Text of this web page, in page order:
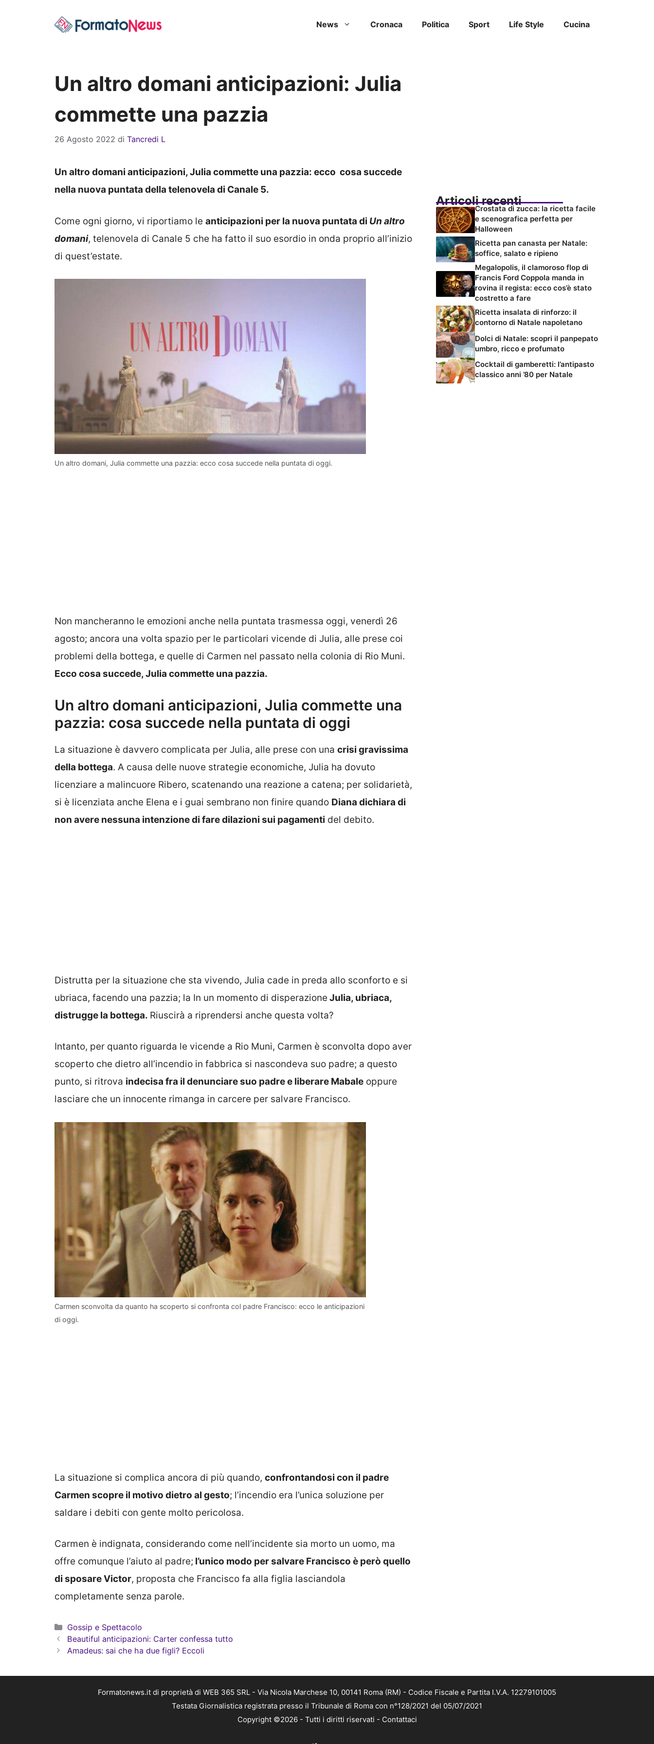
News Cronaca Politica Sport Life Style Cucina
Un altro domani anticipazioni: Julia
commette una pazzia
26 Agosto 2022 di Tancredi L
Un altro domani anticipazioni, Julia commette una pazzia: ecco cosa succede
nella nuova puntata della telenovela di Canale 5.
Come ogni giorno, vi riportiamo le anticipazioni per la nuova puntata di Un altro
domani, telenovela di Canale 5 che ha fatto il suo esordio in onda proprio all’inizio
di quest’estate.
Un altro domani, Julia commette una pazzia: ecco cosa succede nella puntata di oggi.
Non mancheranno le emozioni anche nella puntata trasmessa oggi, venerdì 26
agosto; ancora una volta spazio per le particolari vicende di Julia, alle prese coi
problemi della bottega, e quelle di Carmen nel passato nella colonia di Rio Muni.
Ecco cosa succede, Julia commette una pazzia.
Un altro domani anticipazioni, Julia commette una
pazzia: cosa succede nella puntata di oggi
La situazione è davvero complicata per Julia, alle prese con una crisi gravissima
della bottega. A causa delle nuove strategie economiche, Julia ha dovuto
licenziare a malincuore Ribero, scatenando una reazione a catena; per solidarietà,
si è licenziata anche Elena e i guai sembrano non finire quando Diana dichiara di
non avere nessuna intenzione di fare dilazioni sui pagamenti del debito.
Distrutta per la situazione che sta vivendo, Julia cade in preda allo sconforto e si
ubriaca, facendo una pazzia; la In un momento di disperazione Julia, ubriaca,
distrugge la bottega. Riuscirà a riprendersi anche questa volta?
Intanto, per quanto riguarda le vicende a Rio Muni, Carmen è sconvolta dopo aver
scoperto che dietro all’incendio in fabbrica si nascondeva suo padre; a questo
punto, si ritrova indecisa fra il denunciare suo padre e liberare Mabale oppure
lasciare che un innocente rimanga in carcere per salvare Francisco.
Carmen sconvolta da quanto ha scoperto si confronta col padre Francisco: ecco le anticipazioni
di oggi.
La situazione si complica ancora di più quando, confrontandosi con il padre
Carmen scopre il motivo dietro al gesto; l’incendio era l’unica soluzione per
saldare i debiti con gente molto pericolosa.
Carmen è indignata, considerando come nell’incidente sia morto un uomo, ma
offre comunque l’aiuto al padre; l’unico modo per salvare Francisco è però quello
di sposare Victor, proposta che Francisco fa alla figlia lasciandola
completamente senza parole.
Categorie
Gossip e Spettacolo
Beautiful anticipazioni: Carter confessa tutto
Amadeus: sai che ha due figli? Eccoli
Articoli recenti
Crostata di zucca: la ricetta facile
e scenografica perfetta per
Halloween
Ricetta pan canasta per Natale:
soffice, salato e ripieno
Megalopolis, il clamoroso flop di
Francis Ford Coppola manda in
rovina il regista: ecco cos’è stato
costretto a fare
Ricetta insalata di rinforzo: il
contorno di Natale napoletano
Dolci di Natale: scopri il panpepato
umbro, ricco e profumato
Cocktail di gamberetti: l’antipasto
classico anni ’80 per Natale
Formatonews.it di proprietà di WEB 365 SRL - Via Nicola Marchese 10, 00141 Roma (RM) - Codice Fiscale e Partita I.V.A. 12279101005
Testata Giornalistica registrata presso il Tribunale di Roma con n°128/2021 del 05/07/2021
Copyright ©2026 - Tutti i diritti riservati - Contattaci